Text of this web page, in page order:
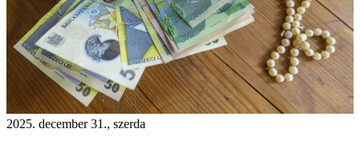
2025. december 31., szerda